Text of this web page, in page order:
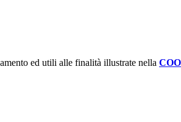
ed utili alle finalità illustrate nella